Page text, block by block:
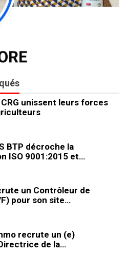
unissent leurs forces
BTP décroche la
ISO 9001:2015 et…
un Contrôleur de
pour son site…
recrute un (e)
de la…